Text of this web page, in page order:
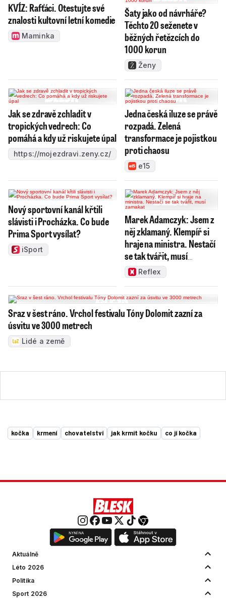
KVÍZ: Rafťáci. Otestujte své
znalosti kultovní letní komedie
Maminka
Šaty jako od návrháře?
Těchto 20 seženete v
běžných řetězcích do
1000 korun
Ženy
Jak se zdravě zchladit v
tropických vedrech: Co
pomáhá a kdy už riskujete úpal
https://mojezdravi.zeny.cz/
Jedna česká iluze se právě
rozpadá. Zelená
transformace je pojistkou
proti chaosu
e15
Nový sportovní kanál křtili
slávisti i Procházka. Co bude
Prima Sport vysílat?
iSport
Marek Adamczyk: Jsem z
něj zklamaný. Klempíř si
hraje na ministra. Nestačí
se tak tvářit, musí
zamakat
Reflex
Sraz v šest ráno. Vrchol festivalu Tóny Dolomit zazní za
úsvitu ve 3000 metrech
Lidé a země
kočka krmení chovatelství jak krmit kočku co jí kočka
Aktuálně
Léto 2026
Politika
Sport 2026